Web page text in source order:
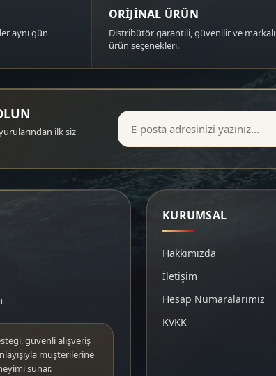
aynı gün
ORİJİNAL ÜRÜN
Distribütör garantili, güvenilir ve markalı
ürün seçenekleri.
ilk siz
güvenli alışveriş
müşterilerine
sunar.
KURUMSAL
Hakkımızda
İletişim
Hesap Numaralarımız
KVKK